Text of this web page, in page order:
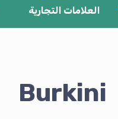
العلامات التجارية
Burkini